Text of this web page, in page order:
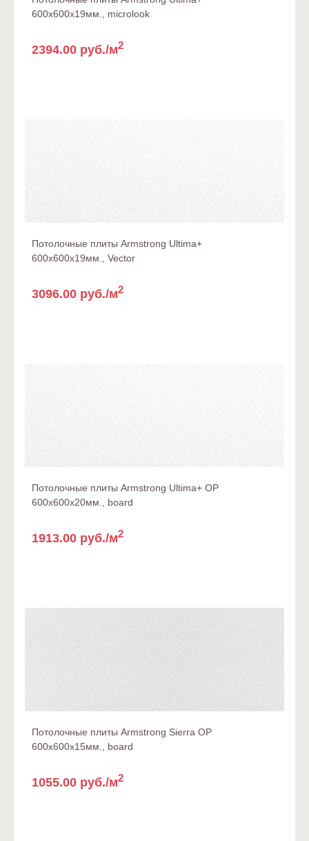
600x600x19мм., microlook
2394.00 руб./м2
Потолочные плиты Armstrong Ultima+
600x600x19мм., Vector
3096.00 руб./м2
Потолочные плиты Armstrong Ultima+ OP
600x600x20мм., board
1913.00 руб./м2
Потолочные плиты Armstrong Sierra OP
600x600x15мм., board
1055.00 руб./м2